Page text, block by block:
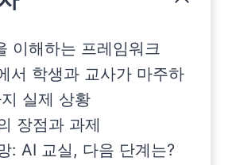
이해하는 프레임워크
서 학생과 교사가 마주하
실제 상황
장점과 과제
: AI 교실, 다음 단계는?